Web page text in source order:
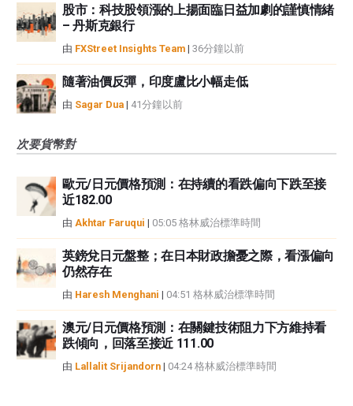
股市：科技股領漲的上揚面臨日益加劇的謹慎情緒
– 丹斯克銀行
由 FXStreet Insights Team | 36分鐘以前
隨著油價反彈，印度盧比小幅走低
由 Sagar Dua | 41分鐘以前
次要貨幣對
歐元/日元價格預測：在持續的看跌偏向下跌至接
近182.00
由 Akhtar Faruqui | 05:05 格林威治標準時間
英鎊兌日元盤整；在日本財政擔憂之際，看漲偏向
仍然存在
由 Haresh Menghani | 04:51 格林威治標準時間
澳元/日元價格預測：在關鍵技術阻力下方維持看
跌傾向，回落至接近 111.00
由 Lallalit Srijandorn | 04:24 格林威治標準時間